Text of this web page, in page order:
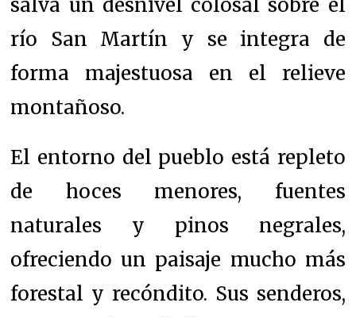
salva un desnivel colosal sobre el
río San Martín y se integra de
forma majestuosa en el relieve
montañoso.
El entorno del pueblo está repleto
de hoces menores, fuentes
naturales y pinos negrales,
ofreciendo un paisaje mucho más
forestal y recóndito. Sus senderos,